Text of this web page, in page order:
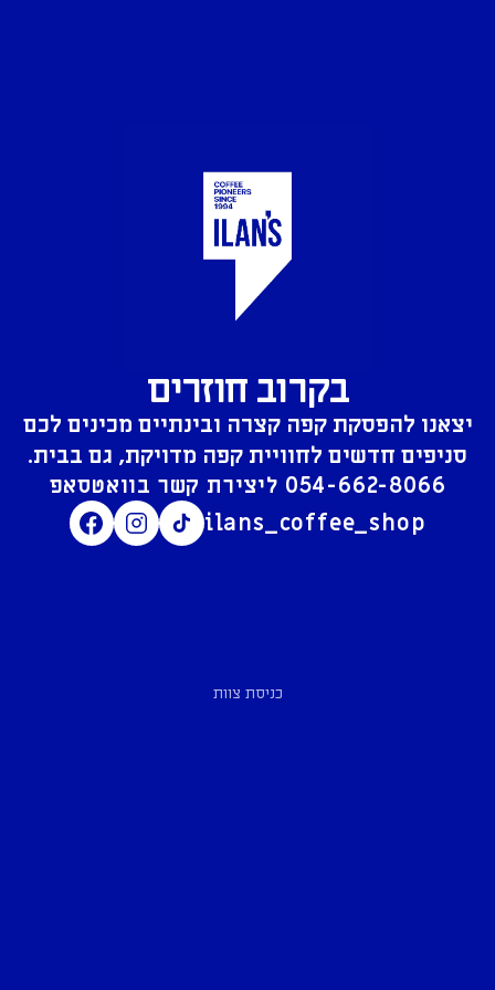
בקרוב חוזרים
יצאנו להפסקת קפה קצרה ובינתיים מכינים לכם
סניפים חדשים לחוויית קפה מדויקת, גם בבית.
054-662-8066
ilans_coffee_shop
כניסת צוות